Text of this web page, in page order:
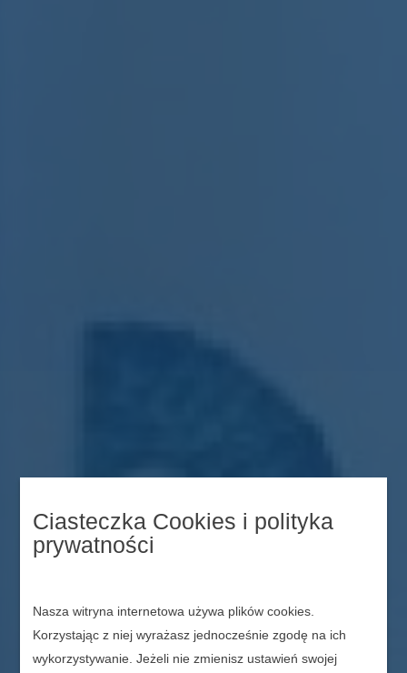
Ciasteczka Cookies i polityka
prywatności
Nasza witryna internetowa używa plików cookies.
Korzystając z niej wyrażasz jednocześnie zgodę na ich
wykorzystywanie. Jeżeli nie zmienisz ustawień swojej